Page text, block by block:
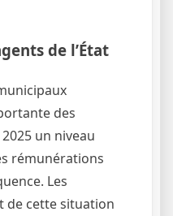
de l’État
des
un niveau
rémunérations
Les
de cette situation